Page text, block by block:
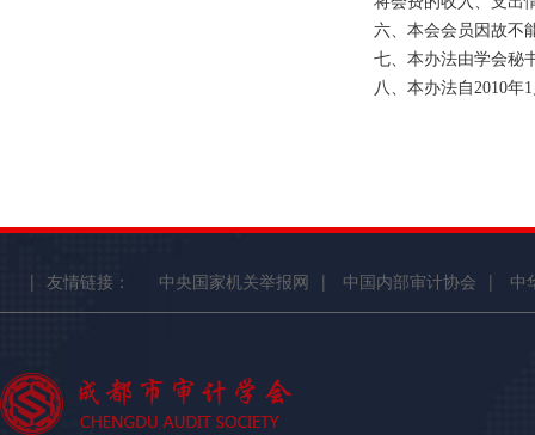
六、本会会员因故不
七、本办法由学会秘
八、本办法自2010年
| 友情链接： 中央国家机关举报网 | 中国内部审计协会 | 中